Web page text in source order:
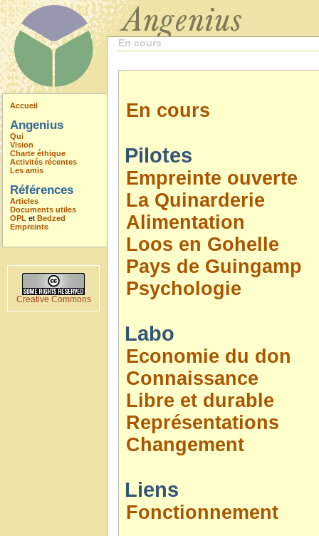
Accueil
Angenius
Qui
Vision
Charte éthique
Activités récentes
Les amis
Références
Articles
Documents utiles
OPL et Bedzed
Empreinte
Creative Commons
En cours
En cours
Pilotes
Empreinte ouverte
La Quinarderie
Alimentation
Loos en Gohelle
Pays de Guingamp
Psychologie
Labo
Economie du don
Connaissance
Libre et durable
Représentations
Changement
Liens
Fonctionnement